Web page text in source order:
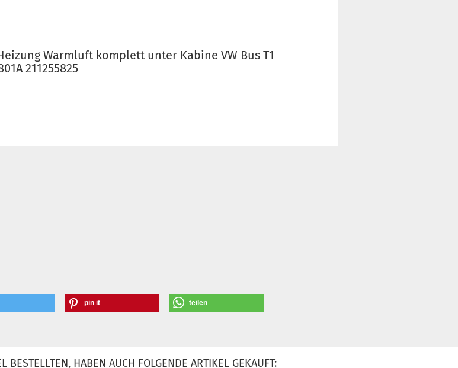
Warmluft komplett unter Kabine VW Bus T1
211255825
pin it teilen
BESTELLTEN, HABEN AUCH FOLGENDE ARTIKEL GEKAUFT: